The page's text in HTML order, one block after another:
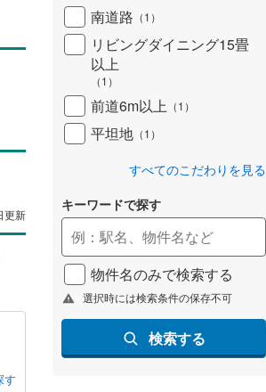
更新
す
南道路 （1 ）
リビングダイニング15畳
以上
（1 ）
前道6m以上 （1 ）
平坦地 （1 ）
すべてのこだわりを見る
キーワードで探す
物件名のみで検索する
選択時には検索条件の保存不可
検索する